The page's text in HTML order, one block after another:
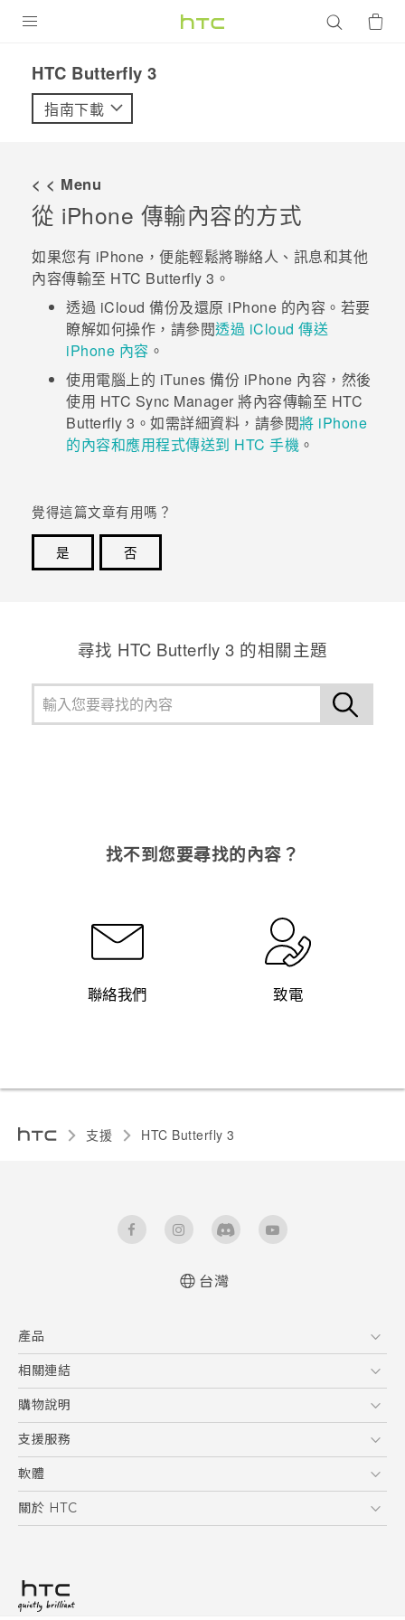
VIVE
配件
優惠專區
焦點訊息
校園專案
企業採購
銷售門市
銷售通路
VIVELAND
HTC Butterfly 3‎
指南下載
< < Menu
從 iPhone 傳輸內容的方式
如果您有 iPhone ，便能輕鬆將聯絡人、訊息和其他
內容傳輸至 HTC Butterfly 3 。
透過 iCloud 備份及還原 iPhone 的內容。若要
瞭解如何操作，請參閱透過 iCloud 傳送
iPhone 內容 。
使用電腦上的 iTunes 備份 iPhone 內容，然後
使用 HTC Sync Manager 將內容傳輸至 HTC
Butterfly 3 。如需詳細資料，請參閱將 iPhone
的內容和應用程式傳送到 HTC 手機 。
覺得這篇文章有用嗎？
是
否
尋找 HTC Butterfly 3 的相關主題
找不到您要尋找的內容？
聯絡我們 致電
支援 HTC Butterfly 3‎
User manual
台灣
產品
5G
智慧型手機
配件
相關連結
HTC Research
購物說明
購物須知
訂單管理
付款方式
支援服務
到府收送維修服務
服務中心資訊
客戶服務佈告欄
軟體
應用程式
HTC Sync Manager
關於 HTC
投資人